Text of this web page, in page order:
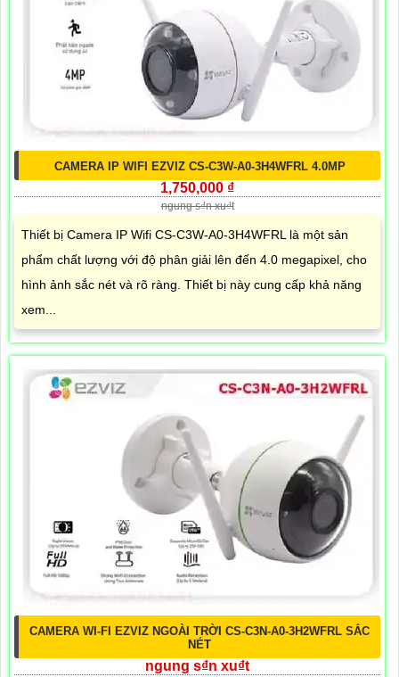
CAMERA IP WIFI EZVIZ CS-C3W-A0-3H4WFRL 4.0MP
1,750,000 ₫
ngung s₫n xu₫t
Thiết bị Camera IP Wifi CS-C3W-A0-3H4WFRL là một sản
phẩm chất lượng với độ phân giải lên đến 4.0 megapixel, cho
hình ảnh sắc nét và rõ ràng. Thiết bị này cung cấp khả năng
xem...
CAMERA WI-FI EZVIZ NGOÀI TRỜI CS-C3N-A0-3H2WFRL SẮC
NÉT
ngung s₫n xu₫t